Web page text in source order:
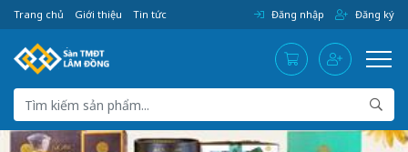
Trang chủ Giới thiệu Tin tức Đăng nhập Đăng ký